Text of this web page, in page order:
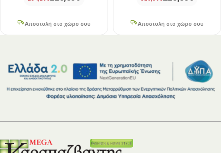
Αποστολή στο χώρο σου Αποστολή στο χώρο σου